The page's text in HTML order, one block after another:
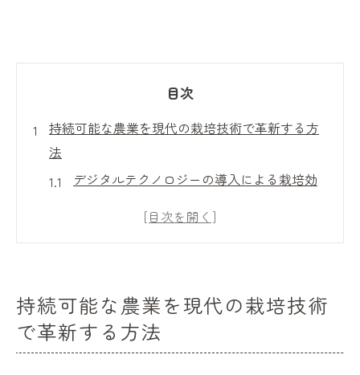
目次
持続可能な農業を現代の栽培技術で革新する方
法
デジタルテクノロジーの導入による栽培効
環境配慮型農業への転換が必要な理由
未来を見据えた農業技術の開発と普及
持続可能な農業を現代の栽培技術
で革新する方法